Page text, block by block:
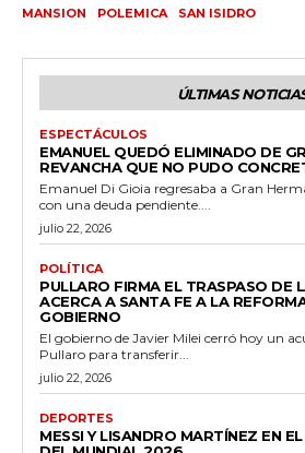
MANSION
POLEMICA SAN ISIDRO
ÚLTIMAS
ESPECTÁCULOS
EMANUEL QUEDÓ ELIMINADO DE
REVANCHA QUE NO PUDO
Emanuel Di Gioia regresaba a Gran
con una deuda pendiente....
julio 22, 2026
POLÍTICA
PULLARO FIRMA EL TRASPASO DE
ACERCA A SANTA FE A LA
GOBIERNO
El gobierno de Javier Milei cerró hoy un
Pullaro para transferir...
julio 22, 2026
DEPORTES
MESSI Y LISANDRO MARTÍNEZ EN